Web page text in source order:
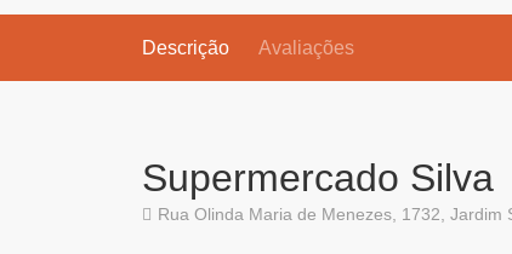
Descrição Avaliações
Supermercado Silva
Rua Olinda Maria de Menezes, 1732, Jardim